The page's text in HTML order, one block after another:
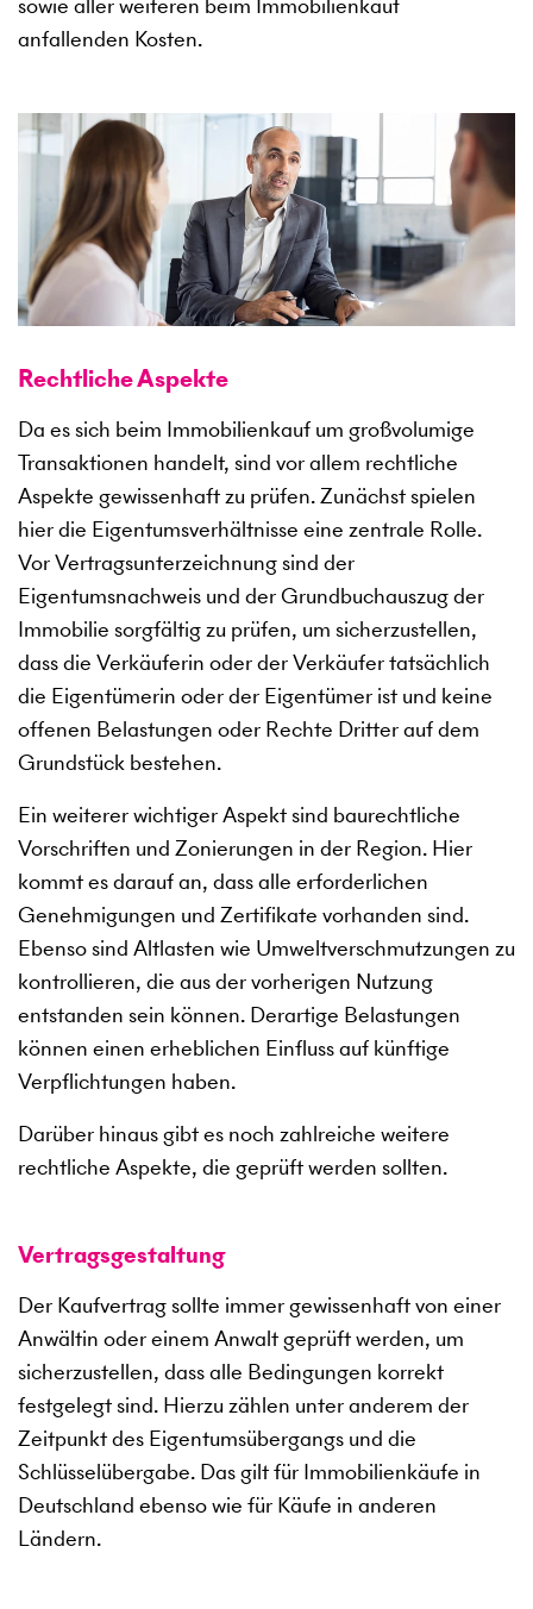
anfallenden Kosten.
Rechtliche Aspekte
Da es sich beim Immobilienkauf um großvolumige
Transaktionen handelt, sind vor allem rechtliche
Aspekte gewissenhaft zu prüfen. Zunächst spielen
hier die Eigentumsverhältnisse eine zentrale Rolle.
Vor Vertragsunterzeichnung sind der
Eigentumsnachweis und der Grundbuchauszug der
Immobilie sorgfältig zu prüfen, um sicherzustellen,
dass die Verkäuferin oder der Verkäufer tatsächlich
die Eigentümerin oder der Eigentümer ist und keine
offenen Belastungen oder Rechte Dritter auf dem
Grundstück bestehen.
Ein weiterer wichtiger Aspekt sind baurechtliche
Vorschriften und Zonierungen in der Region. Hier
kommt es darauf an, dass alle erforderlichen
Genehmigungen und Zertifikate vorhanden sind.
Ebenso sind Altlasten wie Umweltverschmutzungen zu
kontrollieren, die aus der vorherigen Nutzung
entstanden sein können. Derartige Belastungen
können einen erheblichen Einfluss auf künftige
Verpflichtungen haben.
Darüber hinaus gibt es noch zahlreiche weitere
rechtliche Aspekte, die geprüft werden sollten.
Vertragsgestaltung
Der Kaufvertrag sollte immer gewissenhaft von einer
Anwältin oder einem Anwalt geprüft werden, um
sicherzustellen, dass alle Bedingungen korrekt
festgelegt sind. Hierzu zählen unter anderem der
Zeitpunkt des Eigentumsübergangs und die
Schlüsselübergabe. Das gilt für Immobilienkäufe in
Deutschland ebenso wie für Käufe in anderen
Ländern.